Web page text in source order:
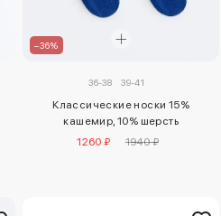
–36%
36-38 39-41
Классические носки 15%
кашемир, 10% шерсть
1260 ₽
1940 ₽